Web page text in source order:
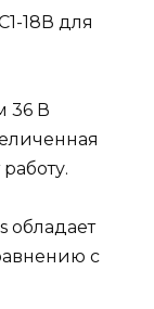
18В для
36 В
обладает
с